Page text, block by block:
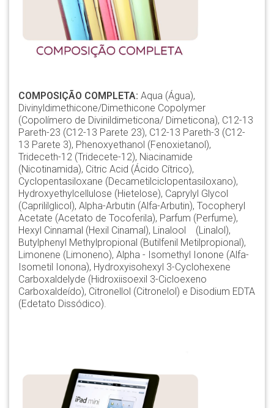
COMPOSIÇÃO COMPLETA: Aqua (Água),
Divinyldimethicone/Dimethicone Copolymer
(Copolímero de Divinildimeticona/ Dimeticona), C12-13
Pareth-23 (C12-13 Parete 23), C12-13 Pareth-3 (C12-
13 Parete 3), Phenoxyethanol (Fenoxietanol),
Trideceth-12 (Tridecete-12), Niacinamide
(Nicotinamida), Citric Acid (Ácido Cítrico),
Cyclopentasiloxane (Decametilciclopentasiloxano),
Hydroxyethylcellulose (Hietelose), Caprylyl Glycol
(Caprililglicol), Alpha-Arbutin (Alfa-Arbutin), Tocopheryl
Acetate (Acetato de Tocoferila), Parfum (Perfume),
Hexyl Cinnamal (Hexil Cinamal), Linalool (Linalol),
Butylphenyl Methylpropional (Butilfenil Metilpropional),
Limonene (Limoneno), Alpha - Isomethyl Ionone (Alfa-
Isometil Ionona), Hydroxyisohexyl 3-Cyclohexene
Carboxaldelyde (Hidroxiisoexil 3-Cicloexeno
Carboxaldeído), Citronellol (Citronelol) e Disodium EDTA
(Edetato Dissódico).